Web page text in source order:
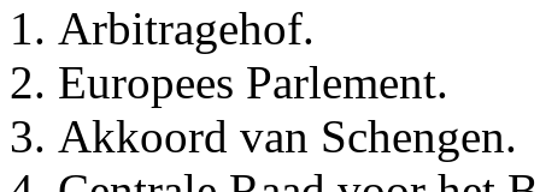
Arbitragehof.
Europees Parlement.
Akkoord van Schengen.